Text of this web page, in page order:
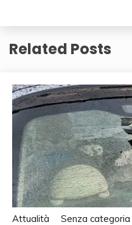
Related Posts
Attualità Senza categoria